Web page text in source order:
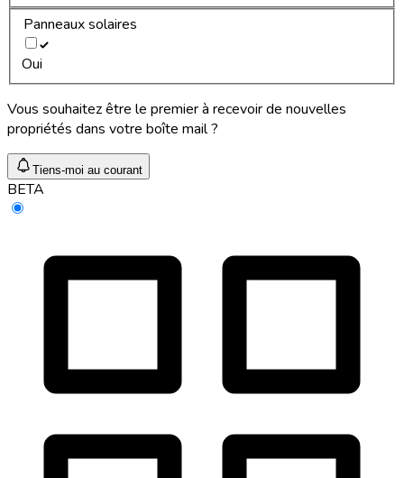
Panneaux solaires
Oui
Vous souhaitez être le premier à recevoir de nouvelles
propriétés dans votre boîte mail ?
Tiens-moi au courant
BETA